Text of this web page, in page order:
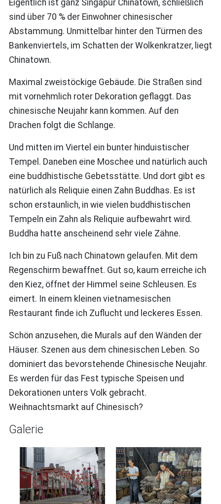
Eigentlich ist ganz Singapur Chinatown, schließlich
sind über 70 % der Einwohner chinesischer
Abstammung. Unmittelbar hinter den Türmen des
Bankenviertels, im Schatten der Wolkenkratzer, liegt
Chinatown.
Maximal zweistöckige Gebäude. Die Straßen sind
mit vornehmlich roter Dekoration geflaggt. Das
chinesische Neujahr kann kommen. Auf den
Drachen folgt die Schlange.
Und mitten im Viertel ein bunter hinduistischer
Tempel. Daneben eine Moschee und natürlich auch
eine buddhistische Gebetsstätte. Und dort gibt es
natürlich als Reliquie einen Zahn Buddhas. Es ist
schon erstaunlich, in wie vielen buddhistischen
Tempeln ein Zahn als Reliquie aufbewahrt wird.
Buddha hatte anscheinend sehr viele Zähne.
Ich bin zu Fuß nach Chinatown gelaufen. Mit dem
Regenschirm bewaffnet. Gut so, kaum erreiche ich
den Kiez, öffnet der Himmel seine Schleusen. Es
eimert. In einem kleinen vietnamesischen
Restaurant finde ich Zuflucht und leckeres Essen.
Schön anzusehen, die Murals auf den Wänden der
Häuser. Szenen aus dem chinesischen Leben. So
dominiert das bevorstehende Chinesische Neujahr.
Es werden für das Fest typische Speisen und
Dekorationen unters Volk gebracht.
Weihnachtsmarkt auf Chinesisch?
Galerie